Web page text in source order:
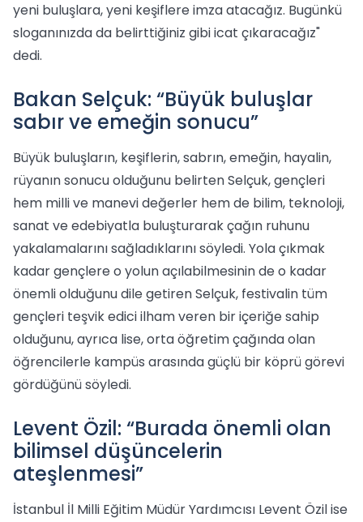
yeni buluşlara, yeni keşiflere imza atacağız. Bugünkü
sloganınızda da belirttiğiniz gibi icat çıkaracağız"
dedi.
Bakan Selçuk: “Büyük buluşlar
sabır ve emeğin sonucu”
Büyük buluşların, keşiflerin, sabrın, emeğin, hayalin,
rüyanın sonucu olduğunu belirten Selçuk, gençleri
hem milli ve manevi değerler hem de bilim, teknoloji,
sanat ve edebiyatla buluşturarak çağın ruhunu
yakalamalarını sağladıklarını söyledi. Yola çıkmak
kadar gençlere o yolun açılabilmesinin de o kadar
önemli olduğunu dile getiren Selçuk, festivalin tüm
gençleri teşvik edici ilham veren bir içeriğe sahip
olduğunu, ayrıca lise, orta öğretim çağında olan
öğrencilerle kampüs arasında güçlü bir köprü görevi
gördüğünü söyledi.
Levent Özil: “Burada önemli olan
bilimsel düşüncelerin
ateşlenmesi”
İstanbul İl Milli Eğitim Müdür Yardımcısı Levent Özil ise